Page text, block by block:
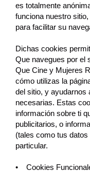
es totalmente
funciona nuestro
para facilitar su
Dichas cookies
Que navegues por el
Que Cine y Mujeres
cómo utilizas la
del sitio, y ayudarnos
necesarias. Estas
información sobre ti
publicitarios, o
(tales como tus
particular.
• Cookies